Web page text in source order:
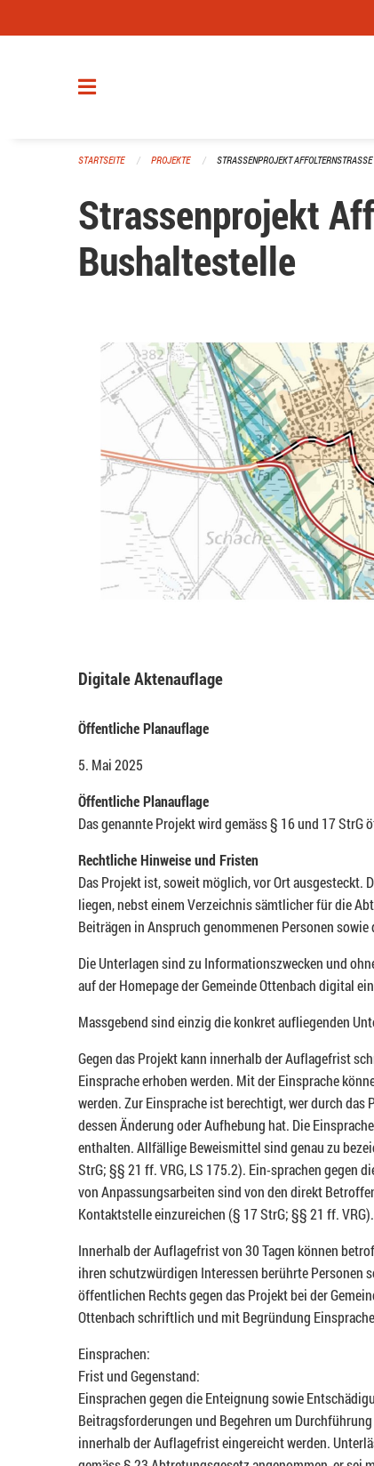
STARTSEITE PROJEKTE STRASSENPROJEKT
Strassenprojekt
Bushaltestelle
Digitale Aktenauflage
Öffentliche Planauflage
5. Mai 2025
Öffentliche Planauflage
Das genannte Projekt wird gemäss § 16 und 17 StrG
Rechtliche Hinweise und Fristen
Das Projekt ist, soweit möglich, vor Ort ausgesteckt.
liegen, nebst einem Verzeichnis sämtlicher für die
Beiträgen in Anspruch genommenen Personen
Die Unterlagen sind zu Informationszwecken und
auf der Homepage der Gemeinde Ottenbach digital
Massgebend sind einzig die konkret aufliegenden
Gegen das Projekt kann innerhalb der Auflagefrist
Einsprache erhoben werden. Mit der Einsprache
werden. Zur Einsprache ist berechtigt, wer durch
dessen Änderung oder Aufhebung hat. Die
enthalten. Allfällige Beweismittel sind genau zu
StrG; §§ 21 ff. VRG, LS 175.2). Ein-sprachen gegen
von Anpassungsarbeiten sind von den direkt
Kontaktstelle einzureichen (§ 17 StrG; §§ 21 ff. VRG).
Innerhalb der Auflagefrist von 30 Tagen können
ihren schutzwürdigen Interessen berührte Personen
öffentlichen Rechts gegen das Projekt bei der
Ottenbach schriftlich und mit Begründung
Einsprachen:
Frist und Gegenstand:
Einsprachen gegen die Enteignung sowie
Beitragsforderungen und Begehren um
innerhalb der Auflagefrist eingereicht werden.